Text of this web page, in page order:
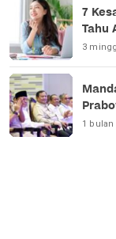
7
Tahu
3
1 bulan